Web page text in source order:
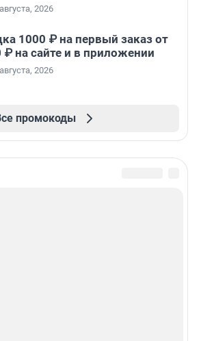
2026
1000 ₽ на первый заказ от
₽ на сайте и в приложении
2026
промокоды